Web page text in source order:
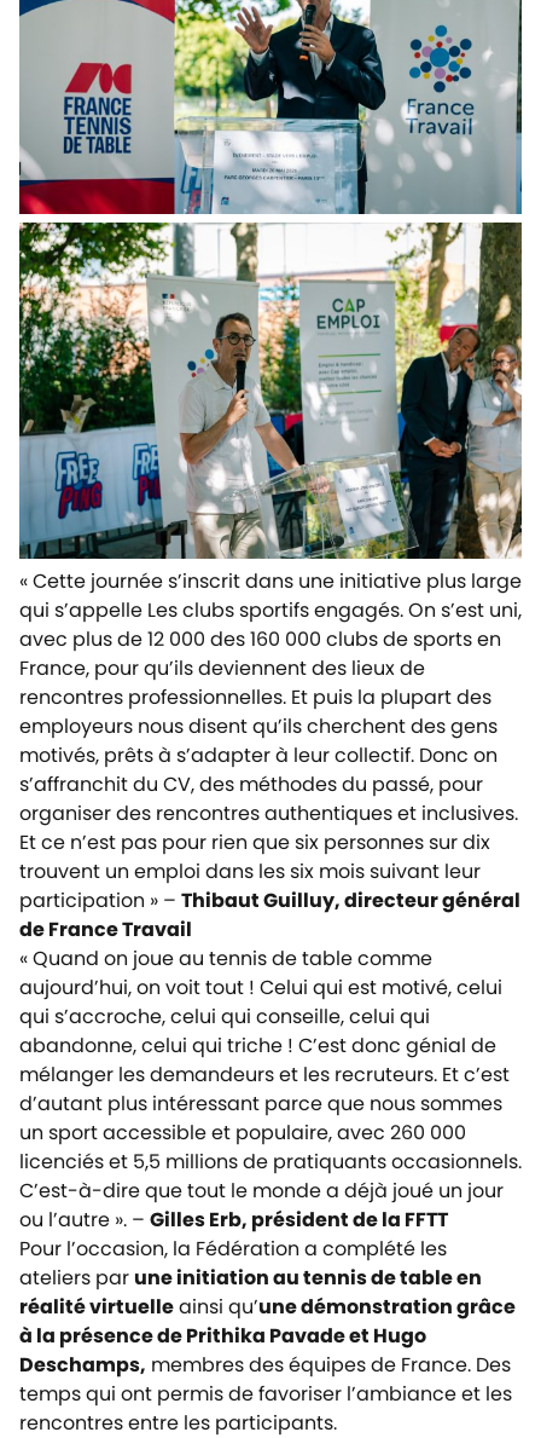
« Cette journée s’inscrit dans une initiative plus large
qui s’appelle Les clubs sportifs engagés. On s’est uni,
avec plus de 12 000 des 160 000 clubs de sports en
France, pour qu’ils deviennent des lieux de
rencontres professionnelles. Et puis la plupart des
employeurs nous disent qu’ils cherchent des gens
motivés, prêts à s’adapter à leur collectif. Donc on
s’affranchit du CV, des méthodes du passé, pour
organiser des rencontres authentiques et inclusives.
Et ce n’est pas pour rien que six personnes sur dix
trouvent un emploi dans les six mois suivant leur
participation » – Thibaut Guilluy, directeur général
de France Travail
« Quand on joue au tennis de table comme
aujourd’hui, on voit tout ! Celui qui est motivé, celui
qui s’accroche, celui qui conseille, celui qui
abandonne, celui qui triche ! C’est donc génial de
mélanger les demandeurs et les recruteurs. Et c’est
d’autant plus intéressant parce que nous sommes
un sport accessible et populaire, avec 260 000
licenciés et 5,5 millions de pratiquants occasionnels.
C’est-à-dire que tout le monde a déjà joué un jour
ou l’autre ». – Gilles Erb, président de la FFTT
Pour l’occasion, la Fédération a complété les
ateliers par une initiation au tennis de table en
réalité virtuelleainsi qu’une démonstration grâce
à la présence de Prithika Pavade et Hugo
Deschamps, membres des équipes de France. Des
temps qui ont permis de favoriser l’ambiance et les
rencontres entre les participants.